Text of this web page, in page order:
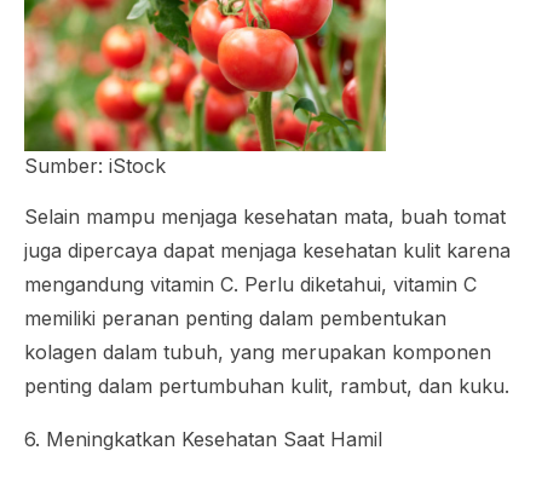
Sumber: iStock
Selain mampu menjaga kesehatan mata, buah tomat
juga dipercaya dapat menjaga kesehatan kulit karena
mengandung vitamin C. Perlu diketahui, vitamin C
memiliki peranan penting dalam pembentukan
kolagen dalam tubuh, yang merupakan komponen
penting dalam pertumbuhan kulit, rambut, dan kuku.
6. Meningkatkan Kesehatan Saat Hamil